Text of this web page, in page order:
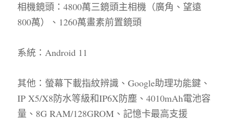
相機鏡頭： 4800萬三鏡頭主相機（廣角、望遠
800萬）、 1260萬畫素前置鏡頭
系統： Android 11
其他：螢幕下載指紋辨識、 Google助理功能鍵、
IP X5/X8防水等級和IP6X防塵、 4010mAh電池容
量、 8G RAM/128GROM 、記憶卡最高支援